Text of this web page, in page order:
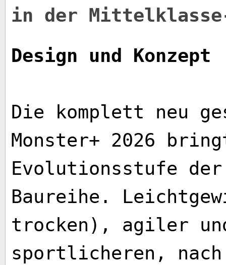
in der Mittelklasse-
Design und Konzept
Die komplett neu
Monster+ 2026
Evolutionsstufe
Baureihe.
trocken), agiler
sportlicheren,